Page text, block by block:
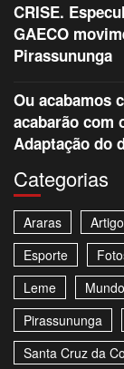
CRISE.
GAECO
Pirassununga
Ou acabamos
acabarão com
Adaptação do
Categorias
Araras
Esporte
Leme
Mundo
Pirassununga
Santa Cruz da